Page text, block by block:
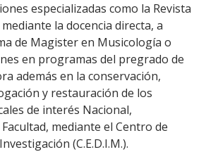
especializadas como la Revista
la docencia directa, a
de Magister en Musicología o
en programas del pregrado de
además en la conservación,
y restauración de los
de interés Nacional,
mediante el Centro de
(C.E.D.I.M.).